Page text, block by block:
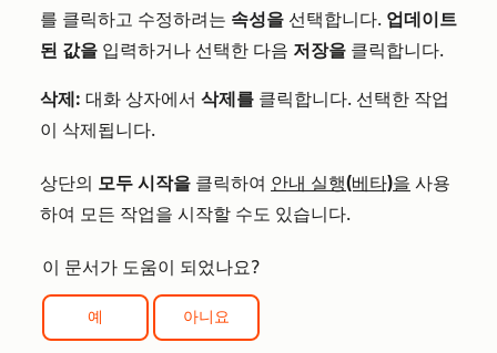
를 클릭하고 수정하려는 속성을 선택합니다. 업데이트
된 값을 입력하거나 선택한 다음 저장을 클릭합니다.
삭제: 대화 상자에서 삭제를 클릭합니다. 선택한 작업
이 삭제됩니다.
상단의 모두 시작을 클릭하여 안내 실행(베타)을 사용
하여 모든 작업을 시작할 수도 있습니다.
이 문서가 도움이 되었나요?
예 아니요